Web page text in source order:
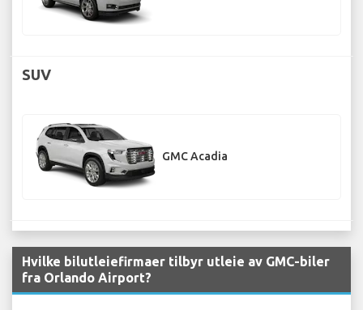
SUV
GMC Acadia
Hvilke bilutleiefirmaer tilbyr utleie av GMC-biler
fra Orlando Airport?